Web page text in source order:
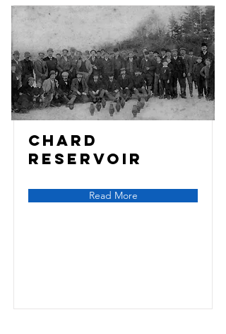
Chard
Reservoir
Read More